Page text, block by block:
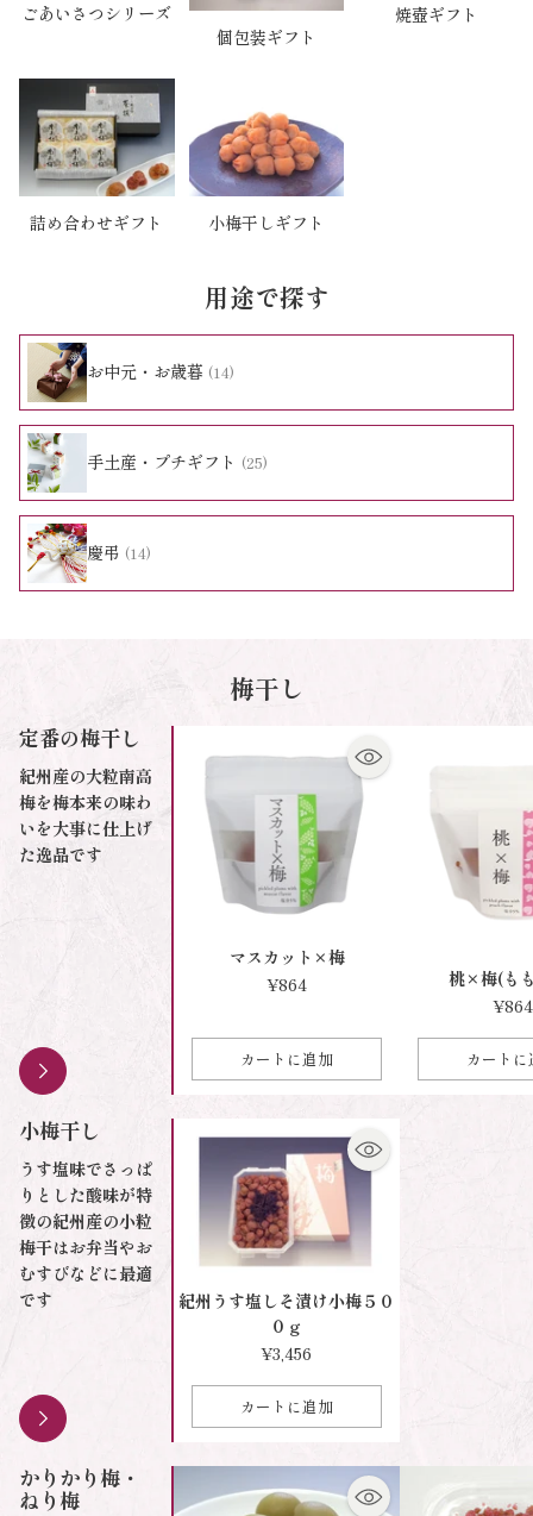
ごあいさつシリーズ
個包装ギフト
焼壺ギフト
詰め合わせギフト 小梅干しギフト
用途で探す
お中元・お歳暮 (14)
手土産・プチギフト (25)
慶弔 (14)
梅干し
定番の梅干し
紀州産の大粒南高
梅を梅本来の味わ
いを大事に仕上げ
た逸品です
マスカット×梅
¥864
カートに追加
桃×梅(も
¥864
カート
小梅干し
うす塩味でさっぱ
りとした酸味が特
徴の紀州産の小粒
梅干はお弁当やお
むすびなどに最適
です
紀州うす塩しそ漬け小梅５０
０ｇ
¥3,456
カートに追加
かりかり梅・
ねり梅